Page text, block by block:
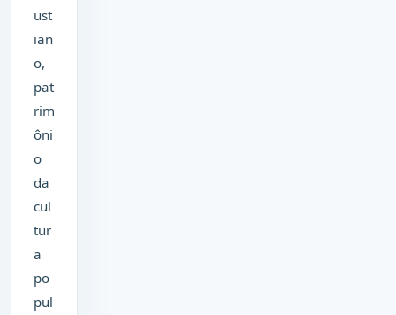
ust
ian
o,
pat
rim
ôni
o
da
cul
tur
a
po
pul